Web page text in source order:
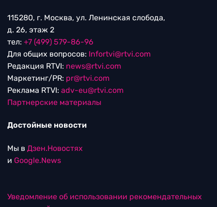
115280, г. Москва, ул. Ленинская слобода,
д. 26, этаж 2
тел: +7 (499) 579-86-96
Для общих вопросов: Infortvi@rtvi.com
Редакция RTVI: news@rtvi.com
Маркетинг/PR: pr@rtvi.com
Реклама RTVI: adv-eu@rtvi.com
Партнерские материалы
Достойные новости
Мы в Дзен.Новостях
и Google.News
Уведомление об использовании рекомендательных